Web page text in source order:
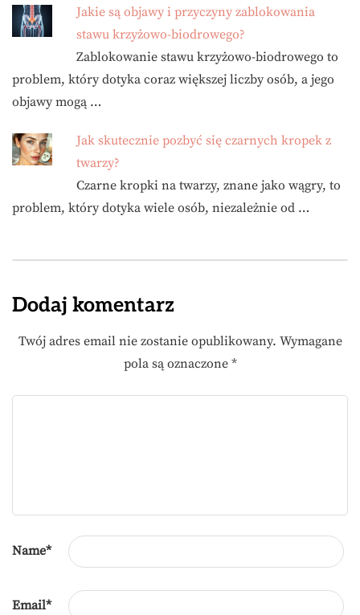
Jakie są objawy i przyczyny zablokowania
stawu krzyżowo-biodrowego?
Zablokowanie stawu krzyżowo-biodrowego to
problem, który dotyka coraz większej liczby osób, a jego
objawy mogą …
Jak skutecznie pozbyć się czarnych kropek z
twarzy?
Czarne kropki na twarzy, znane jako wągry, to
problem, który dotyka wiele osób, niezależnie od …
Dodaj komentarz
Twój adres email nie zostanie opublikowany. Wymagane
pola są oznaczone *
Name*
Email*